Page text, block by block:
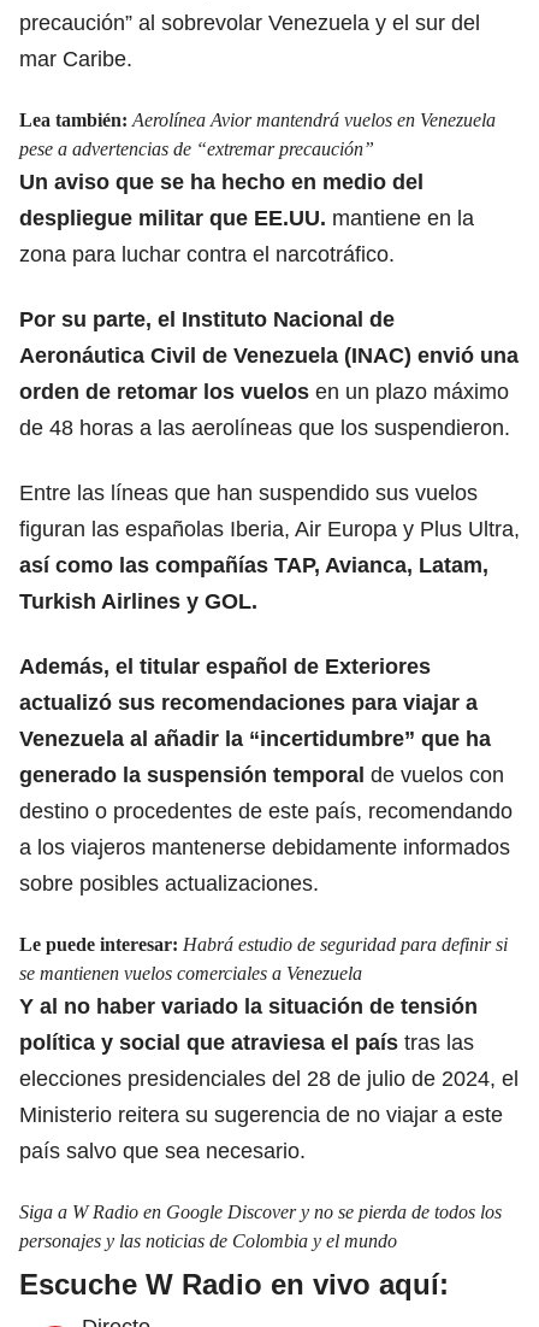
precaución” al sobrevolar Venezuela y el sur del
mar Caribe.
Lea también: Aerolínea Avior mantendrá vuelos en Venezuela
pese a advertencias de “extremar precaución”
Un aviso que se ha hecho en medio del
despliegue militar que EE.UU. mantiene en la
zona para luchar contra el narcotráfico.
Por su parte, el Instituto Nacional de
Aeronáutica Civil de Venezuela (INAC) envió una
orden de retomar los vuelos en un plazo máximo
de 48 horas a las aerolíneas que los suspendieron.
Entre las líneas que han suspendido sus vuelos
figuran las españolas Iberia, Air Europa y Plus Ultra,
así como las compañías TAP, Avianca, Latam,
Turkish Airlines y GOL.
Además, el titular español de Exteriores
actualizó sus recomendaciones para viajar a
Venezuela al añadir la “incertidumbre” que ha
generado la suspensión temporal de vuelos con
destino o procedentes de este país, recomendando
a los viajeros mantenerse debidamente informados
sobre posibles actualizaciones.
Le puede interesar: Habrá estudio de seguridad para definir si
se mantienen vuelos comerciales a Venezuela
Y al no haber variado la situación de tensión
política y social que atraviesa el país tras las
elecciones presidenciales del 28 de julio de 2024, el
Ministerio reitera su sugerencia de no viajar a este
país salvo que sea necesario.
Siga a W Radio en Google Discover y no se pierda de todos los
personajes y las noticias de Colombia y el mundo
Escuche W Radio en vivo aquí: